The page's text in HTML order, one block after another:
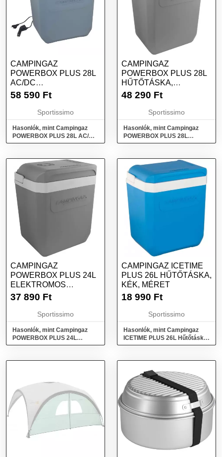
CAMPINGAZ
POWERBOX PLUS 28L
AC/DC
TERMOELEKTROMOS
MÉRET
58 590 Ft
Sportissimo
Hasonlók, mint Campingaz
POWERBOX PLUS 28L AC/DC
Termoelektromos hűtőláda,
CAMPINGAZ
POWERBOX PLUS 28L
HŰTŐTÁSKA,
SÖTÉTSZÜRKE,
48 290 Ft
Sportissimo
Hasonlók, mint Campingaz
POWERBOX PLUS 28L
Hűtőtáska, sötétszürke, méret
CAMPINGAZ
POWERBOX PLUS 24L
ELEKTROMOS
HŰTŐLÁDA,
MÉRET
37 890 Ft
Sportissimo
Hasonlók, mint Campingaz
POWERBOX PLUS 24L
Elektromos hűtőláda,
CAMPINGAZ ICETIME
PLUS 26L HŰTŐTÁSKA,
KÉK, MÉRET
18 990 Ft
Sportissimo
Hasonlók, mint Campingaz
ICETIME PLUS 26L Hűtőtáska,
kék, méret